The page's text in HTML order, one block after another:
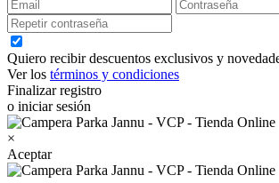
Quiero recibir descuentos exclusivos y
Ver los términos y condiciones
Finalizar registro
o iniciar sesión
×
Aceptar